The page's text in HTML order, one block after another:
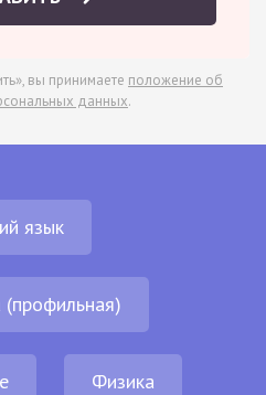
вы принимаете положение об
данных.
язык
Физика